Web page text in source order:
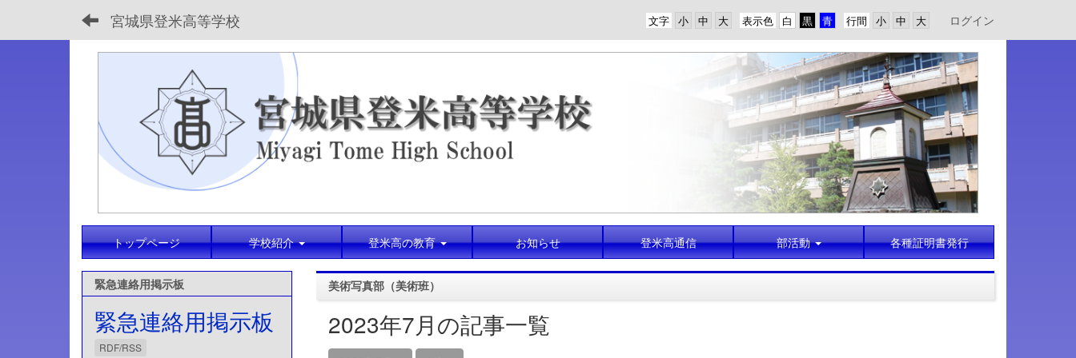
宮城県登米高等学校 行間
表示色
文字 ログイン
トップページ 学校紹介 登米高の教育 お知らせ 登米高通信 部活動 各種証明書発行
美術写真部（美術班）
2023年7月の記事一覧
緊急連絡用掲示板
緊急連絡用掲示板
RDF/RSS